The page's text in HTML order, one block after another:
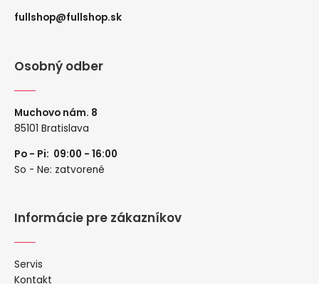
fullshop@fullshop.sk
Osobný odber
Muchovo nám. 8
85101 Bratislava
Po - Pi: 09:00 - 16:00
So - Ne: zatvorené
Informácie pre zákazníkov
Servis
Kontakt